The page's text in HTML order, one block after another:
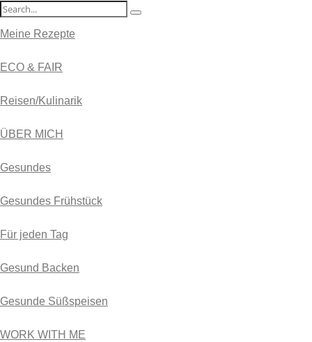
Meine Rezepte
ECO & FAIR
Reisen/Kulinarik
ÜBER MICH
Gesundes
Gesundes Frühstück
Für jeden Tag
Gesund Backen
Gesunde Süßspeisen
WORK WITH ME